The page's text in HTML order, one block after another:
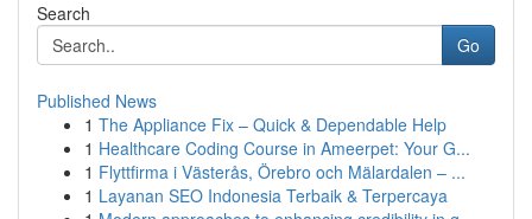
Search
Go
Published News
1 The Appliance Fix – Quick & Dependable Help
1 Healthcare Coding Course in Ameerpet: Your G...
1 Flyttfirma i Västerås, Örebro och Mälardalen – ...
1 Layanan SEO Indonesia Terbaik & Terpercaya